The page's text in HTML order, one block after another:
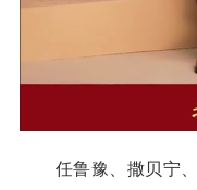
任鲁豫、撒贝宁、